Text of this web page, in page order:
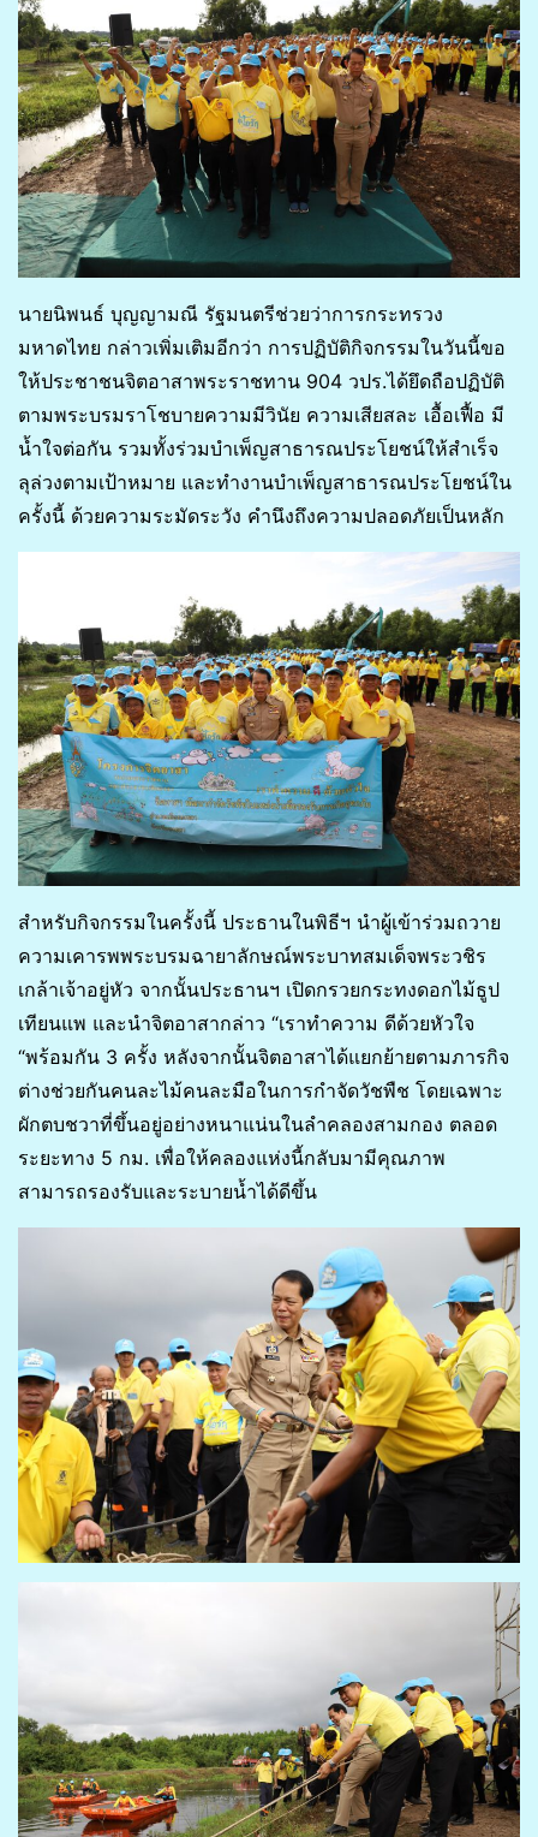
นายนิพนธ์ บุญญามณี รัฐมนตรีช่วยว่าการกระทรวง
มหาดไทย กล่าวเพิ่มเติมอีกว่า การปฏิบัติกิจกรรมในวันนี้ขอ
ให้ประชาชนจิตอาสาพระราชทาน 904 วปร.ได้ยึดถือปฏิบัติ
ตามพระบรมราโชบายความมีวินัย ความเสียสละ เอื้อเฟื้อ มี
น้ำใจต่อกัน รวมทั้งร่วมบำเพ็ญสาธารณประโยชน์ให้สำเร็จ
ลุล่วงตามเป้าหมาย และทำงานบำเพ็ญสาธารณประโยชน์ใน
ครั้งนี้ ด้วยความระมัดระวัง คำนึงถึงความปลอดภัยเป็นหลัก
สำหรับกิจกรรมในครั้งนี้ ประธานในพิธีฯ นำผู้เข้าร่วมถวาย
ความเคารพพระบรมฉายาลักษณ์พระบาทสมเด็จพระวชิร
เกล้าเจ้าอยู่หัว จากนั้นประธานฯ เปิดกรวยกระทงดอกไม้ธูป
เทียนแพ และนำจิตอาสากล่าว “เราทำความ ดีด้วยหัวใจ
“พร้อมกัน 3 ครั้ง หลังจากนั้นจิตอาสาได้แยกย้ายตามภารกิจ
ต่างช่วยกันคนละไม้คนละมือในการกำจัดวัชพืช โดยเฉพาะ
ผักตบชวาที่ขึ้นอยู่อย่างหนาแน่นในลำคลองสามกอง ตลอด
ระยะทาง 5 กม. เพื่อให้คลองแห่งนี้กลับมามีคุณภาพ
สามารถรองรับและระบายน้ำได้ดีขึ้น